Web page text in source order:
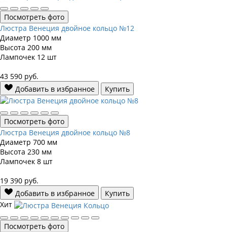
Посмотреть фото
Люстра Венеция двойное кольцо №12
Диаметр 1000 мм
Высота 200 мм
Лампочек 12 шт
43 590 руб.
Добавить в избранное
Купить
Посмотреть фото
Люстра Венеция двойное кольцо №8
Диаметр 700 мм
Высота 230 мм
Лампочек 8 шт
19 390 руб.
Добавить в избранное
Купить
Хит
Посмотреть фото